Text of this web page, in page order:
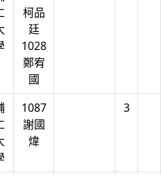
柯品
廷
1028
鄭宥
國
1087
謝國
煒
3